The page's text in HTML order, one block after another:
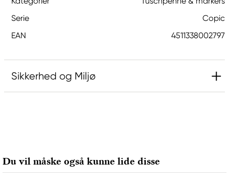
Serie
Copic
EAN
4511338002797
Sikkerhed og Miljø
65205 Wiesbaden, Germany
export@holtz-gmbh.de
Du vil måske også kunne lide disse